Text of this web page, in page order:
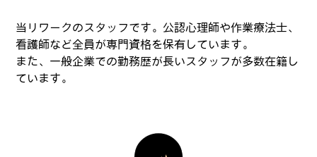
当リワークのスタッフです。公認心理師や作業療法士、
看護師など全員が専門資格を保有しています。
また、一般企業での勤務歴が長いスタッフが多数在籍し
ています。